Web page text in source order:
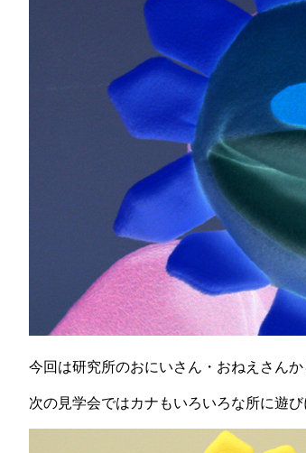
今回は研究所のおにいさん・おねえさん
次の見学会ではカナもいろいろな所に遊び